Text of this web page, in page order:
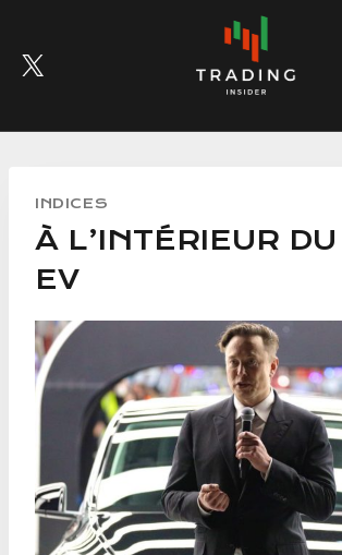
content
INDICES
À L’INTÉRIEUR
EV